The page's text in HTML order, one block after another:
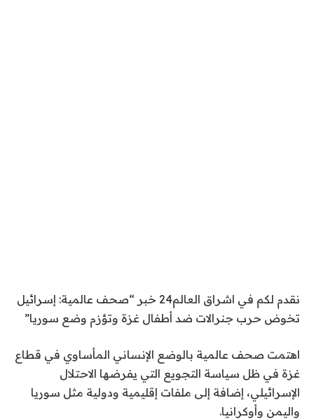
نقدم لكم في اشراق العالم24 خبر “صحف عالمية: إسرائيل
تخوض حرب جنرالات ضد أطفال غزة وتؤزم وضع سوريا”
اهتمت صحف عالمية بالوضع الإنساني المأساوي في قطاع
غزة في ظل سياسة التجويع التي يفرضها الاحتلال
الإسرائيلي، إضافة إلى ملفات إقليمية ودولية مثل سوريا
واليمن وأوكرانيا.